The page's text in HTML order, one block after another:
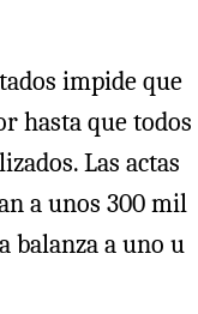
impide que
hasta que todos
Las actas
a unos 300 mil
balanza a uno u